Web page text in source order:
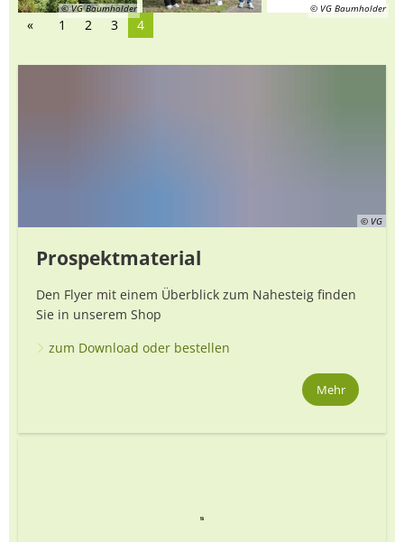
© VG Baumholder © VG Baumholder
1 2 3 4
© VG
Prospektmaterial
Den Flyer mit einem Überblick zum Nahesteig finden
Sie in unserem Shop
zum Download oder bestellen
Mehr